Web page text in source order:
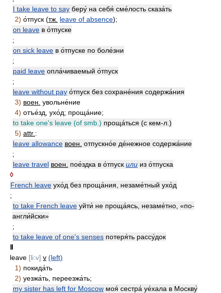
I take leave to say беру́ на себя́ сме́лость сказа́ть
2) о́тпуск (тж. leave of absence);
on leave в о́тпуске
;
on sick leave в о́тпуске по боле́зни
;
paid leave опла́чиваемый о́тпуск
;
leave without pay о́тпуск без сохране́ния содержа́ния
3) воен. увольне́ние
4) отъе́зд, ухо́д; проща́ние;
to take one's leave (of smb.) проща́ться (с кем-л.)
5) attr. :
leave allowance воен. отпускно́е де́нежное содержа́ние
;
leave travel воен. пое́здка в о́тпуск или из о́тпуска
◊
French leave ухо́д без проща́ния, незаме́тный ухо́д
;
to take French leave уйти́ не проща́ясь, незаме́тно, «по-
англи́йски»
;
to take leave of one's senses потеря́ть рассу́док
Ⅱ
leave [li:v] v (left)
1) покида́ть
2) уезжа́ть, переезжа́ть;
my sister has left for Moscow моя́ сестра́ уе́хала в Москву́